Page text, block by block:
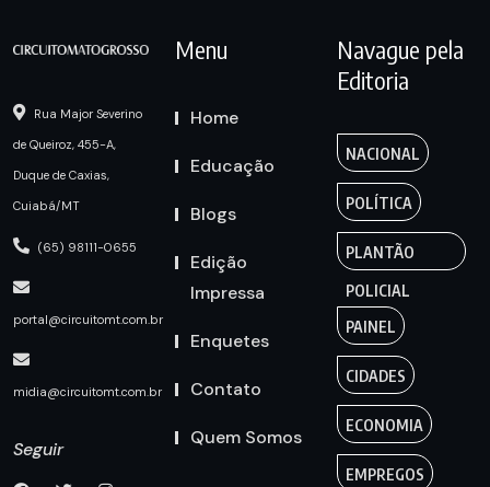
Rua Major Severino
de Queiroz, 455-A,
Duque de Caxias,
Cuiabá/MT
(65) 98111-0655
portal@circuitomt.com.br
midia@circuitomt.com.br
Seguir
Menu
Home
Educação
Blogs
Edição
Impressa
Enquetes
Contato
Quem Somos
Navague pela
Editoria
NACIONAL
POLÍTICA
PLANTÃO
POLICIAL
PAINEL
CIDADES
ECONOMIA
EMPREGOS